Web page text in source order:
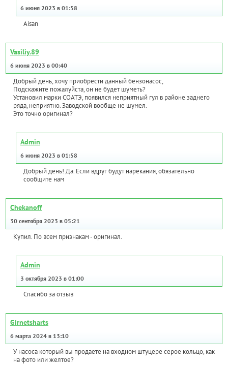
6 июня 2023 в 01:58
Aisan
Vasiliy.89
6 июня 2023 в 00:40
Добрый день, хочу приобрести данный бензонасос,
Подскажите пожалуйста, он не будет шуметь?
Установил марки СОАТЭ, появился неприятный гул в районе заднего
ряда, неприятно. Заводской вообще не шумел.
Это точно оригинал?
Admin
6 июня 2023 в 01:58
Добрый день! Да. Если вдруг будут нарекания, обязательно
сообщите нам
Chekanoff
30 сентября 2023 в 05:21
Купил. По всем признакам - оригинал.
Admin
3 октября 2023 в 01:00
Спасибо за отзыв
Girnetsharts
6 марта 2024 в 13:10
У насоса который вы продаете на входном штуцере серое кольцо, как
на фото или желтое?